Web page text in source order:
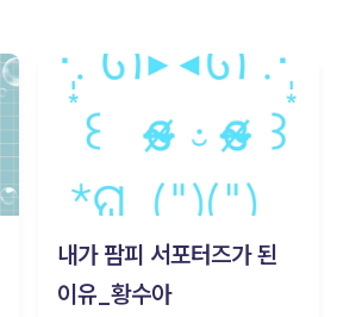
내가 팜피 서포터즈가 된
이유_황수아